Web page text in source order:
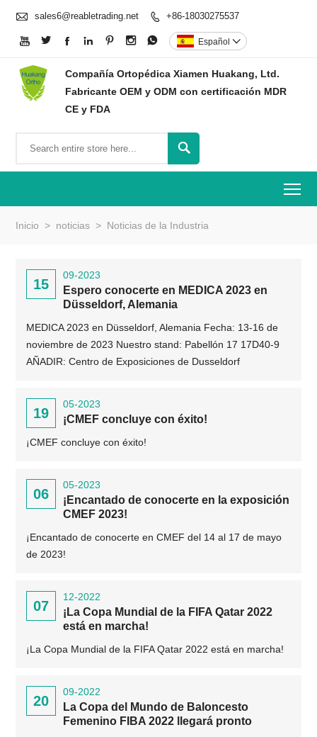
 sales6@reabletrading.net  +86-18030275537
       Español 
Compañía Ortopédica Xiamen Huakang, Ltd.
Fabricante OEM y ODM con certificación MDR
CE y FDA

Inicio > noticias > Noticias de la Industria
15
09-2023
Espero conocerte en MEDICA 2023 en
Düsseldorf, Alemania
MEDICA 2023 en Düsseldorf, Alemania Fecha: 13-16 de
noviembre de 2023 Nuestro stand: Pabellón 17 17D40-9
AÑADIR: Centro de Exposiciones de Dusseldorf
19
05-2023
¡CMEF concluye con éxito!
¡CMEF concluye con éxito!
06
05-2023
¡Encantado de conocerte en la exposición
CMEF 2023!
¡Encantado de conocerte en CMEF del 14 al 17 de mayo
de 2023!
07
12-2022
¡La Copa Mundial de la FIFA Qatar 2022
está en marcha!
¡La Copa Mundial de la FIFA Qatar 2022 está en marcha!
20
09-2022
La Copa del Mundo de Baloncesto
Femenino FIBA ​​2022 llegará pronto